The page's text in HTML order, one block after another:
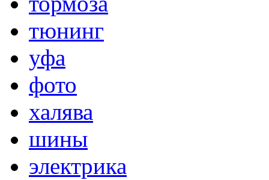
тюнинг
уфа
фото
халява
шины
электрика